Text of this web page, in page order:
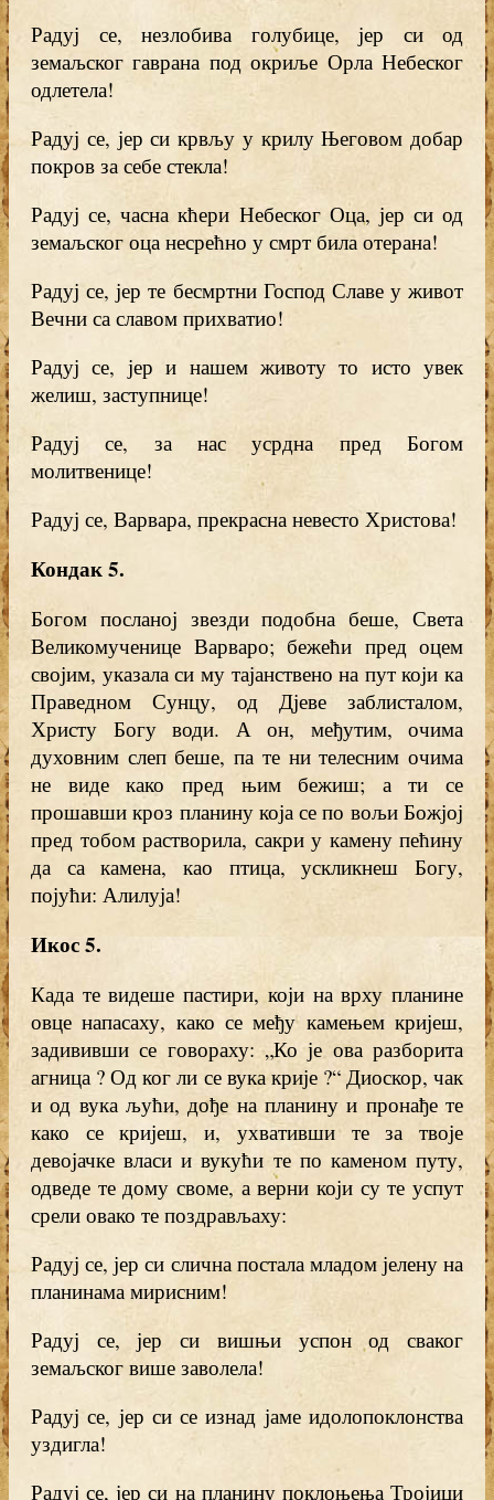
Радуј се, незлобива голубице, јер си од
земаљског гаврана под окриље Орла Небеског
одлетела!
Радуј се, јер си крвљу у крилу Његовом добар
покров за себе стекла!
Радуј се, часна кћери Небеског Оца, јер си од
земаљског оца несрећно у смрт била отерана!
Радуј се, јер те бесмртни Господ Славе у живот
Вечни са славом прихватио!
Радуј се, јер и нашем животу то исто увек
желиш, заступнице!
Радуј се, за нас усрдна пред Богом
молитвенице!
Радуј се, Варвара, прекрасна невесто Христова!
Кондак 5.
Богом посланој звезди подобна беше, Света
Великомученице Варваро; бежећи пред оцем
својим, указала си му тајанствено на пут који ка
Праведном Сунцу, од Дјеве заблисталом,
Христу Богу води. А он, међутим, очима
духовним слеп беше, па те ни телесним очима
не виде како пред њим бежиш; а ти се
прошавши кроз планину која се по вољи Божјој
пред тобом растворила, сакри у камену пећину
да са камена, као птица, ускликнеш Богу,
појући: Алилуја!
Икос 5.
Када те видеше пастири, који на врху планине
овце напасаху, како се међу камењем кријеш,
задививши се говораху: „Ко је ова разборита
агница ? Од ког ли се вука крије ?“ Диоскор, чак
и од вука љући, дође на планину и пронађе те
како се кријеш, и, ухвативши те за твоје
девојачке власи и вукући те по каменом путу,
одведе те дому своме, а верни који су те успут
срели овако те поздрављаху:
Радуј се, јер си слична постала младом јелену на
планинама мирисним!
Радуј се, јер си вишњи успон од сваког
земаљског више заволела!
Радуј се, јер си се изнад јаме идолопоклонства
уздигла!
Радуј се, јер си на планину поклоњења Тројици